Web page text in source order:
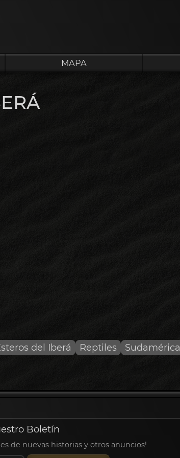
MAPA
del Iberá Reptiles Sudamérica
Boletín
de nuevas historias y otros anuncios!